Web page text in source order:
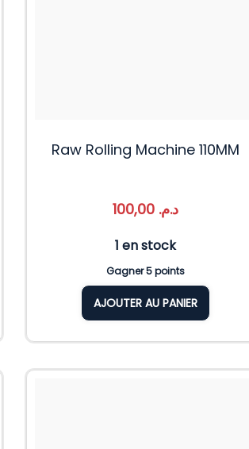
Raw Rolling Machine 110MM
د.م.
1 en stock
Gagner 5 points
AJOUTER AU PANIER